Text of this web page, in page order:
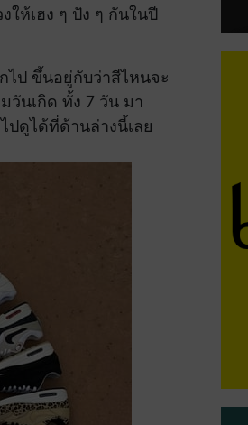
ให้เฮง ๆ ปัง ๆ กันในปี
ไป ขึ้นอยู่กับว่าสีไหนจะ
วันเกิด ทั้ง 7 วัน มา
ปดูได้ที่ด้านล่างนี้เลย